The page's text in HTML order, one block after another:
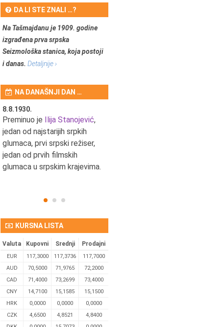
DA LI STE ZNALI …?
Na Tašmajdanu je 1909. godine
izgrađena prva srpska
Seizmološka stanica, koja postoji
i danas. Detaljnije ›
NA DANAŠNJI DAN …
8.8.1930.
Preminuo je Ilija Stanojević,
jedan od najstarijih srpkih
glumaca, prvi srpski režiser,
jedan od prvih filmskih
glumaca u srpskim krajevima.
KURSNA LISTA
Valuta Kupovni Srednji Prodajni
EUR 117,3000 117,3736
117,7000
AUD
70,5000 71,9765
72,2000
CAD
71,4000 73,2699
73,4000
CNY
14,7100 15,1585
15,1500
HRK
0,0000 0,0000
0,0000
CZK
4,6500 4,8521
4,8400